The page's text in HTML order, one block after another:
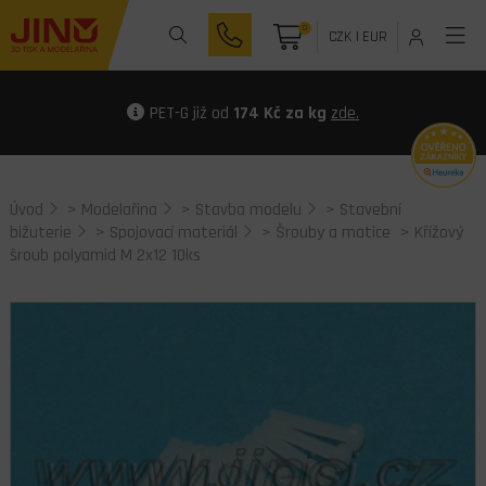
0 CZK| EUR
PET-G již od 174 Kč za kg zde.
Úvod > Modelařina > Stavba modelu > Stavební
bižuterie
> Spojovací materiál > Šrouby a matice > Křížový
šroub polyamid M 2x12 10ks